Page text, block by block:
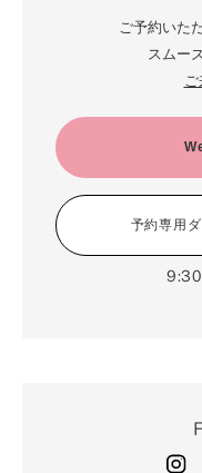
ご予約いた
スムー
予約専用